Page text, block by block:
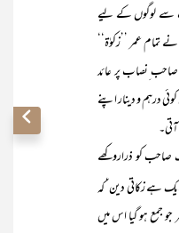
سے لوگوں کے لیے
عمر ’’زکوٰۃ‘‘
صاحب ِنصاب پر عائد
درہم و دینار اپنے
ذراروکھے
ایک ہے زکاتی دین‘ کہ
جمع ہو گیا اس میں